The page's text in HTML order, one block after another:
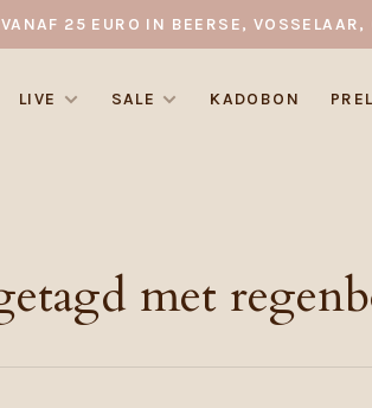
25 EURO IN BEERSE,
LIVE SALE KADOBON
met